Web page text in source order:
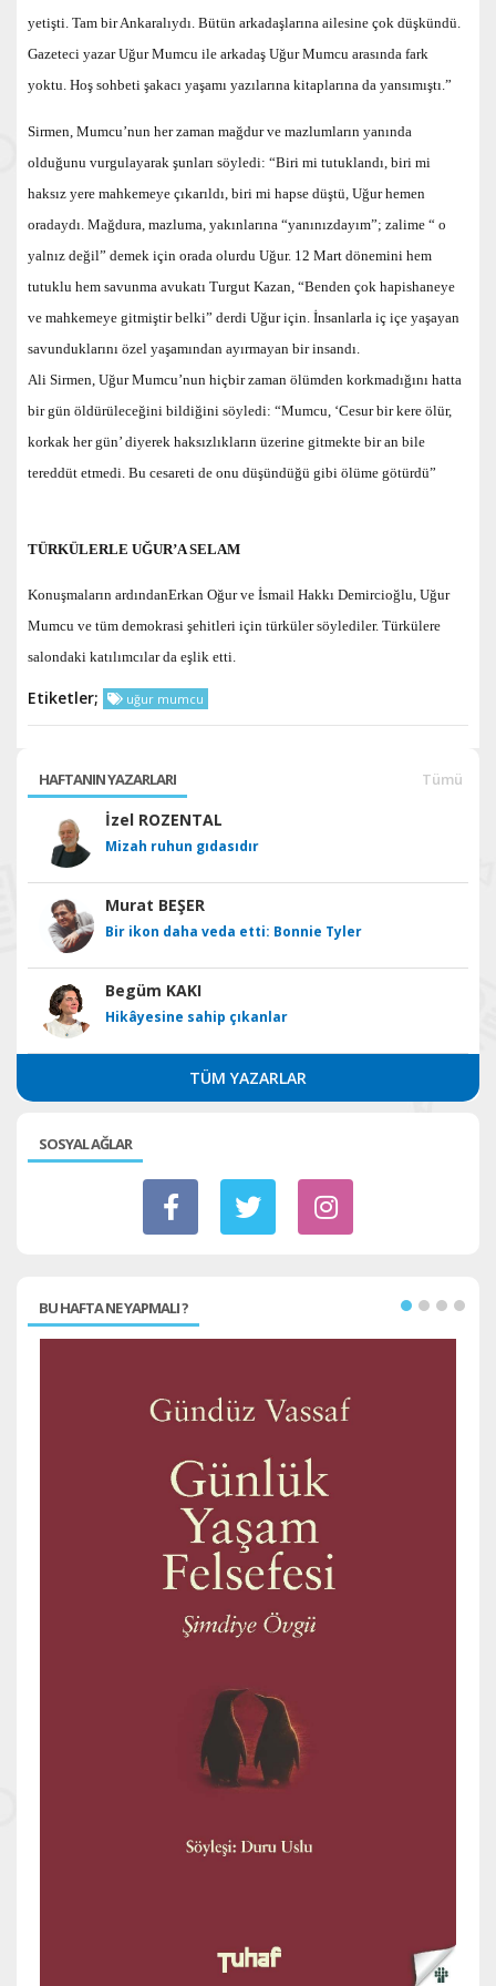
yetişti. Tam bir Ankaralıydı. Bütün arkadaşlarına ailesine çok düşkündü.
Gazeteci yazar Uğur Mumcu ile arkadaş Uğur Mumcu arasında fark
yoktu. Hoş sohbeti şakacı yaşamı yazılarına kitaplarına da yansımıştı.”
Sirmen, Mumcu’nun her zaman mağdur ve mazlumların yanında
olduğunu vurgulayarak şunları söyledi: “Biri mi tutuklandı, biri mi
haksız yere mahkemeye çıkarıldı, biri mi hapse düştü, Uğur hemen
oradaydı. Mağdura, mazluma, yakınlarına “yanınızdayım”; zalime “ o
yalnız değil” demek için orada olurdu Uğur. 12 Mart dönemini hem
tutuklu hem savunma avukatı Turgut Kazan, “Benden çok hapishaneye
ve mahkemeye gitmiştir belki” derdi Uğur için. İnsanlarla iç içe yaşayan
savunduklarını özel yaşamından ayırmayan bir insandı.
Ali Sirmen, Uğur Mumcu’nun hiçbir zaman ölümden korkmadığını hatta
bir gün öldürüleceğini bildiğini söyledi: “Mumcu, ‘Cesur bir kere ölür,
korkak her gün’ diyerek haksızlıkların üzerine gitmekte bir an bile
tereddüt etmedi. Bu cesareti de onu düşündüğü gibi ölüme götürdü”
TÜRKÜLERLE UĞUR’A SELAM
Konuşmaların ardındanErkan Oğur ve İsmail Hakkı Demircioğlu, Uğur
Mumcu ve tüm demokrasi şehitleri için türküler söylediler. Türkülere
salondaki katılımcılar da eşlik etti.
Etiketler; uğur mumcu
HAFTANIN YAZARLARI Tümü
İzel ROZENTAL
Mizah ruhun gıdasıdır
Murat BEŞER
Bir ikon daha veda etti: Bonnie Tyler
Begüm KAKI
Hikâyesine sahip çıkanlar
TÜM YAZARLAR
SOSYAL AĞLAR
BU HAFTA NE YAPMALI ?